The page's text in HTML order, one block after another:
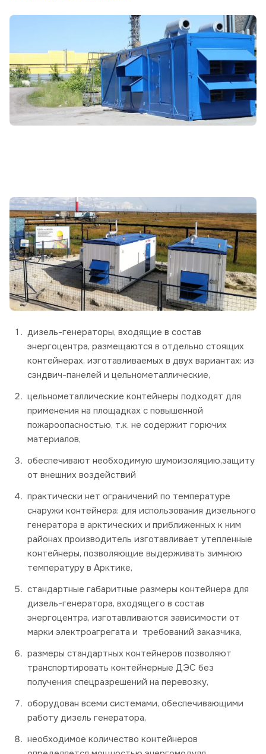
дизель-генераторы, входящие в состав
энергоцентра, размещаются в отдельно стоящих
контейнерах, изготавливаемых в двух вариантах: из
сэндвич-панелей и цельнометаллические,
цельнометаллические контейнеры подходят для
применения на площадках с повышенной
пожароопасностью, т.к. не содержит горючих
материалов,
обеспечивают необходимую шумоизоляцию,защиту
от внешних воздействий
практически нет ограничений по температуре
снаружи контейнера: для использования дизельного
генератора в арктических и приближенных к ним
районах производитель изготавливает утепленные
контейнеры, позволяющие выдерживать зимнюю
температуру в Арктике,
стандартные габаритные размеры контейнера для
дизель-генератора, входящего в состав
энергоцентра, изготавливаются зависимости от
марки электроагрегата и требований заказчика,
размеры стандартных контейнеров позволяют
транспортировать контейнерные ДЭС без
получения спецразрешений на перевозку,
оборудован всеми системами, обеспечивающими
работу дизель генератора,
необходимое количество контейнеров